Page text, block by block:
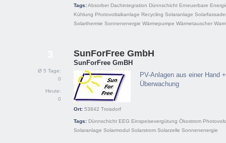
Tags:Absorber Dachintegration Dünnschicht Erneuerbare
Kühlung Photovoltaikanlage Recycling Solaranlage
Solarthermie Sonnenenergie Wärmepumpe Wärmetauscher
Ø 5 Tage:
0
Heute:
0
SunForFree GmbH
SunForFree GmBH
PV-Anlagen aus einer Hand
Überwachung
Ort: 53842 Troisdorf
Tags: Dünnschicht EEG Einspeisevergütung Ökostrom
Solaranlage Solarmodul Solarstrom Solarzelle Sonnenenergie